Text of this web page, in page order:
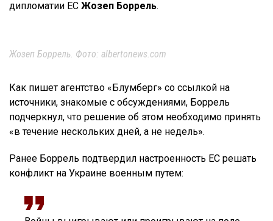
дипломатии ЕС Жозеп Боррель.
Жозеп Боррель. Фото: albertonews.com
Как пишет агентство «Блумберг» со ссылкой на
источники, знакомые с обсуждениями, Боррель
подчеркнул, что решение об этом необходимо принять
«в течение нескольких дней, а не недель».
Ранее Боррель подтвердил настроенность ЕС решать
конфликт на Украине военным путем: